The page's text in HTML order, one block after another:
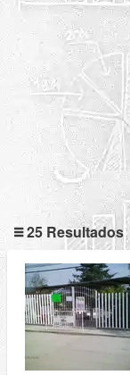
25 Resultados